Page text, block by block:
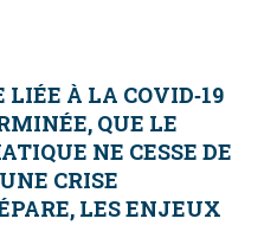
LIÉE À LA COVID‑19
QUE LE
NE CESSE DE
CRISE
LES ENJEUX